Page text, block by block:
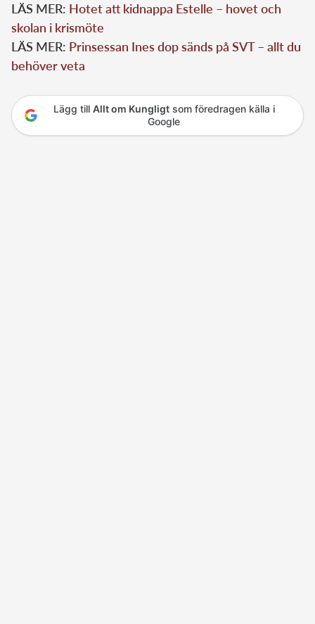
LÄS MER: Hotet att kidnappa Estelle – hovet och
skolan i krismöte
LÄS MER: Prinsessan Ines dop sänds på SVT – allt du
behöver veta
Lägg till Allt om Kungligtsom föredragen källa i
Google